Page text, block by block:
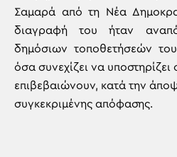
Σαμαρά από τη Νέα
διαγραφή του ήταν
δημόσιων τοποθετήσεών
όσα συνεχίζει να
επιβεβαιώνουν, κατά την
συγκεκριμένης απόφασης.